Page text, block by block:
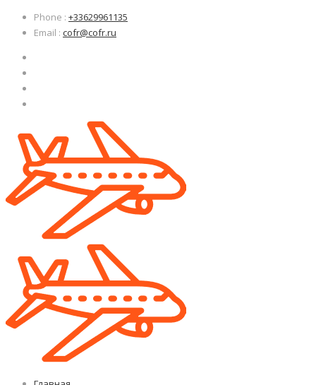
Phone : +33629961135
Email : cofr@cofr.ru